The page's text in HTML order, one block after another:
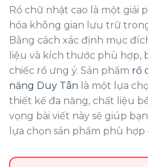
Rổ chữ nhật cao là một giải
hóa không gian lưu trữ
Bằng cách xác định mục
liệu và kích thước phù hợp,
chiếc rổ ưng ý. Sản phẩm rổ
năng Duy Tân là một lựa
thiết kế đa năng, chất liệu
vọng bài viết này sẽ giúp
lựa chọn sản phẩm phù